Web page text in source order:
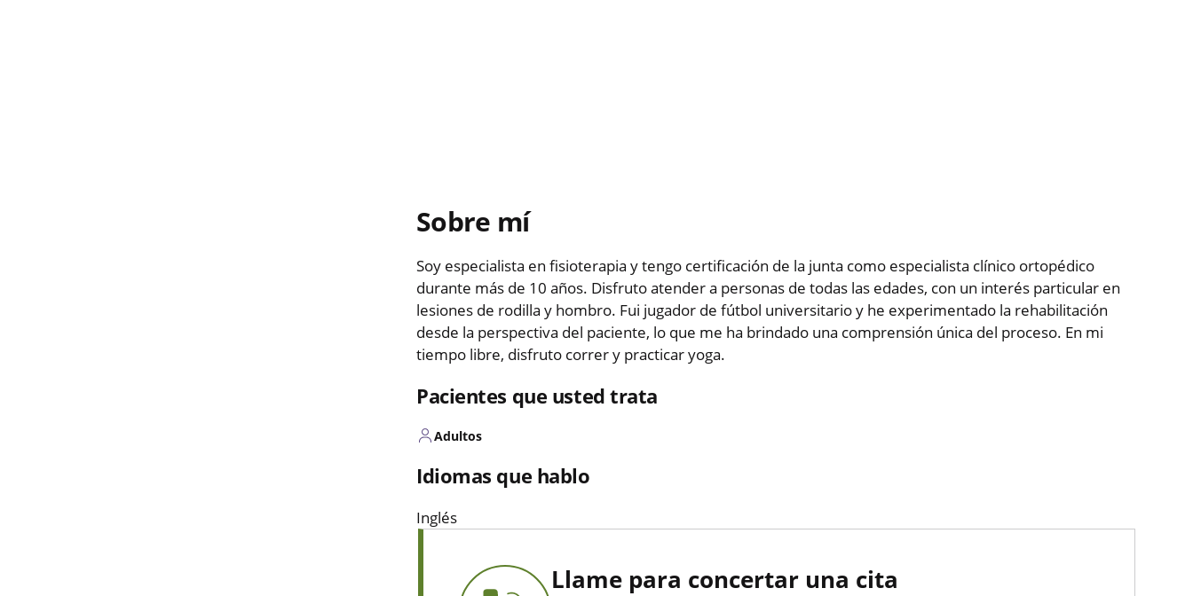
Sobre mí
Soy especialista en fisioterapia y tengo certificación de la junta como especialista clínico ortopédico
durante más de 10 años. Disfruto atender a personas de todas las edades, con un interés particular en
lesiones de rodilla y hombro. Fui jugador de fútbol universitario y he experimentado la rehabilitación
desde la perspectiva del paciente, lo que me ha brindado una comprensión única del proceso. En mi
tiempo libre, disfruto correr y practicar yoga.
Pacientes que usted trata
Adultos
Idiomas que hablo
Inglés
Llame para concertar una cita